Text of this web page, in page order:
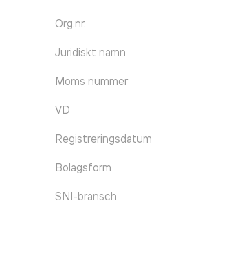
Org.nr.
Juridiskt namn
Moms nummer
VD
Registreringsdatum
Bolagsform
SNI-bransch